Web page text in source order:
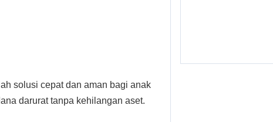
solusi cepat dan aman bagi anak
darurat tanpa kehilangan aset.